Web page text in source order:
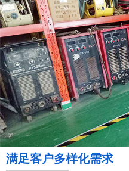
满足客户多样化需求